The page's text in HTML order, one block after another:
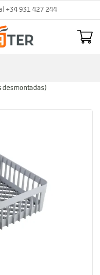
+34 931 427 244
desmontadas)